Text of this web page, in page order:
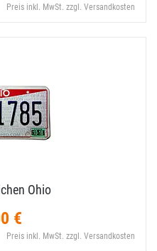
Preis inkl. MwSt. zzgl. Versandkosten
Ohio
€
Preis inkl. MwSt. zzgl. Versandkosten